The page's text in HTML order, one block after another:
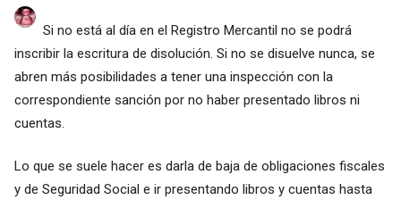
Si no está al día en el Registro Mercantil no se podrá
inscribir la escritura de disolución. Si no se disuelve nunca, se
abren más posibilidades a tener una inspección con la
correspondiente sanción por no haber presentado libros ni
cuentas.
Lo que se suele hacer es darla de baja de obligaciones fiscales
y de Seguridad Social e ir presentando libros y cuentas hasta